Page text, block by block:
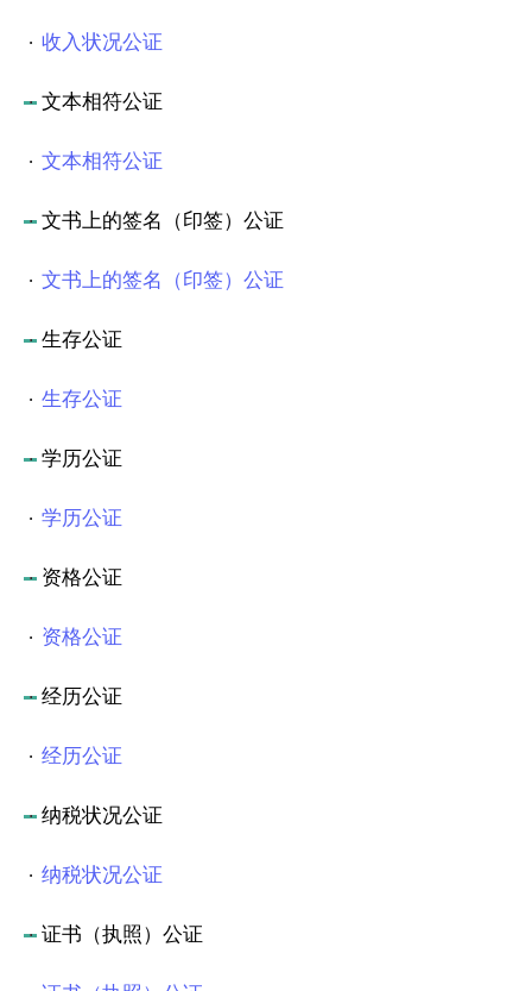
收入状况公证
文本相符公证
文本相符公证
文书上的签名（印签）公证
文书上的签名（印签）公证
生存公证
生存公证
学历公证
学历公证
资格公证
资格公证
经历公证
经历公证
纳税状况公证
纳税状况公证
证书（执照）公证